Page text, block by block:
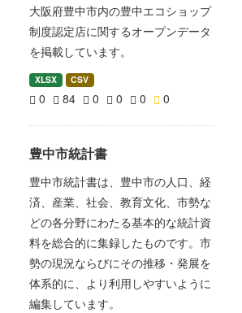
大阪府豊中市内の豊中エコショップ
制度認定店に関するオープンデータ
を掲載しています。
XLSX CSV
0 84 0 0 0 0
豊中市統計書
豊中市統計書は、豊中市の人口、経
済、産業、社会、教育文化、市勢な
どの各分野にわたる基本的な統計資
料を総合的に集録したものです。市
勢の現況ならびにその推移・発展を
体系的に、より利用しやすいように
編集しています。